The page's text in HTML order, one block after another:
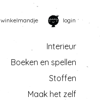
winkelmandje login
Interieur
Boeken en spellen
Stoffen
Maak het zelf